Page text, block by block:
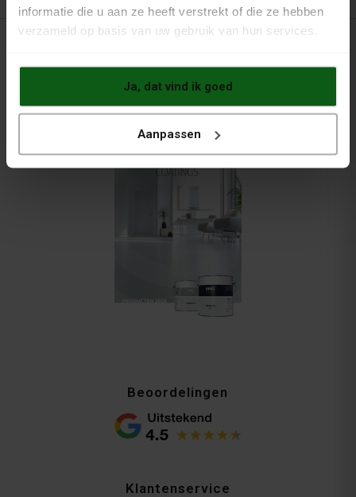
informatie die u aan ze heeft verstrekt of die ze hebben
verzameld op basis van uw gebruik van hun services.
Ja, dat vind ik goed
Aanpassen
Beoordelingen
Klantenservice